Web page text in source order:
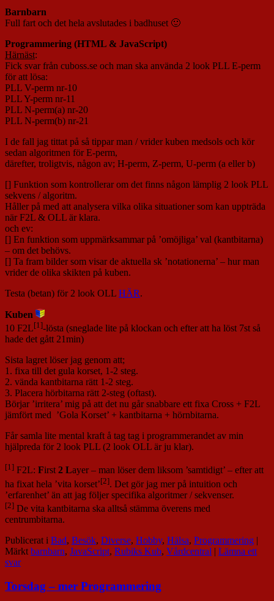
Barnbarn
Full fart och det hela avslutades i badhuset 🙂
Programmering (HTML & JavaScript)
Härnäst:
Fick svar från cuboss.se och man ska använda 2 look PLL E-perm
för att lösa:
PLL V-perm nr-10
PLL Y-perm nr-11
PLL N-perm(a) nr-20
PLL N-perm(b) nr-21
I de fall jag tittat på så tippar man / vrider kuben medsols och kör
sedan algoritmen för E-perm,
därefter, troligtvis, någon av; H-perm, Z-perm, U-perm (a eller b)
[] Funktion som kontrollerar om det finns någon lämplig 2 look PLL
sekvens / algoritm.
Håller på med att analysera vilka olika situationer som kan uppträda
när F2L & OLL är klara.
och ev:
[] En funktion som uppmärksammar på ’omöjliga’ val (kantbitarna)
– om det behövs.
[] Ta fram bilder som visar de aktuella sk ’notationerna’ – hur man
vrider de olika skikten på kuben.
Testa (betan) för 2 look OLL HÄR.
Kuben
10 F2L[1]-lösta (sneglade lite på klockan och efter att ha löst 7st så
hade det gått 21min)
Sista lagret löser jag genom att;
1. fixa till det gula korset, 1-2 steg.
2. vända kantbitarna rätt 1-2 steg.
3. Placera hörbitarna rätt 2-steg (oftast).
Börjar ’irritera’ mig på att det nu går snabbare ett fixa Cross + F2L
jämfört med ’Gola Korset’ + kantbitarna + hörnbitarna.
Får samla lite mental kraft å tag tag i programmerandet av min
hjälpreda för 2 look PLL (2 look OLL är ju klar).
[1] F2L: First2 Layer – man löser dem liksom ’samtidigt’ – efter att
ha fixat hela ’vita korset’[2]. Det gör jag mer på intuition och
’erfarenhet’ än att jag följer specifika algoritmer / sekvenser.
[2] De vita kantbitarna ska alltså stämma överens med
centrumbitarna.
Publicerat i Bad, Besök, Diverse, Hobby, Hälsa, Programmering |
Märkt barnbarn, JavaScript, Rubiks Kub, Vårdcentral | Lämna ett
svar
Torsdag – mer Programmering